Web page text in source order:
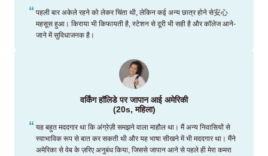
पहली बार अकेले रहने को लेकर चिंता थी, लेकिन कई अन्य छात्र होने से安心
महसूस हुआ। किराया भी किफायती है, स्टेशन से दूरी भी सही है और कॉलेज आने-
जाने में सुविधाजनक है।
वर्किंग हॉलिडे पर जापान आई अमेरिकी
(20s, महिला)
यह बहुत मददगार था कि अंग्रेज़ी समझने वाला माहौल था। मैं अन्य निवासियों से
स्वाभाविक रूप से बात कर सकती थी और यह भाषा सीखने में भी मददगार था। मैंने
अमेरिका से वेब के ज़रिए अनुबंध किया, जिससे जापान आने से पहले ही मेरा कमरा